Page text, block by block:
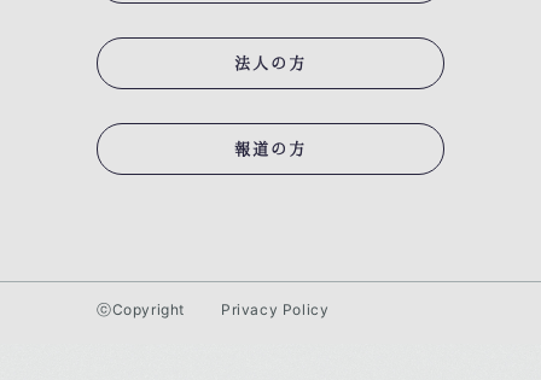
法人の方
報道の方
ⓒCopyright Privacy Policy